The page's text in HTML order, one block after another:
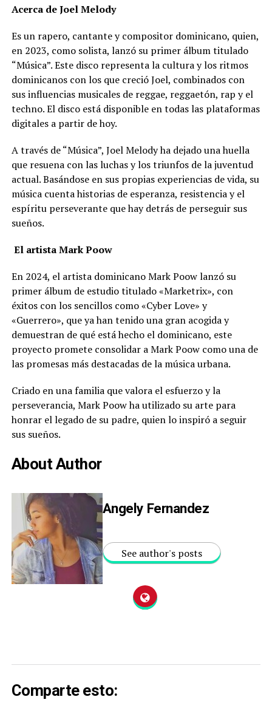
Acerca de Joel Melody
Es un rapero, cantante y compositor dominicano, quien,
en 2023, como solista, lanzó su primer álbum titulado
“Música”. Este disco representa la cultura y los ritmos
dominicanos con los que creció Joel, combinados con
sus influencias musicales de reggae, reggaetón, rap y el
techno. El disco está disponible en todas las plataformas
digitales a partir de hoy.
A través de “Música”, Joel Melody ha dejado una huella
que resuena con las luchas y los triunfos de la juventud
actual. Basándose en sus propias experiencias de vida, su
música cuenta historias de esperanza, resistencia y el
espíritu perseverante que hay detrás de perseguir sus
sueños.
El artista Mark Poow
En 2024, el artista dominicano Mark Poow lanzó su
primer álbum de estudio titulado «Marketrix», con
éxitos con los sencillos como «Cyber Love» y
«Guerrero», que ya han tenido una gran acogida y
demuestran de qué está hecho el dominicano, este
proyecto promete consolidar a Mark Poow como una de
las promesas más destacadas de la música urbana.
Criado en una familia que valora el esfuerzo y la
perseverancia, Mark Poow ha utilizado su arte para
honrar el legado de su padre, quien lo inspiró a seguir
sus sueños.
About Author
Angely Fernandez
See author's posts
Comparte esto: